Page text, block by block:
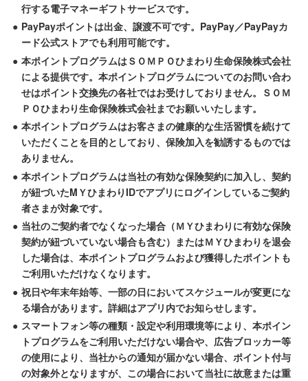
行する電子マネーギフトサービスです。
● PayPayポイントは出金、譲渡不可です。PayPay／PayPayカ
ード公式ストアでも利用可能です。
● 本ポイントプログラムはＳＯＭＰＯひまわり生命保険株式会社
による提供です。本ポイントプログラムについてのお問い合わ
せはポイント交換先の各社ではお受けしておりません。ＳＯＭ
ＰＯひまわり生命保険株式会社までお願いいたします。
● 本ポイントプログラムはお客さまの健康的な生活習慣を続けて
いただくことを目的としており、保険加入を勧誘するものでは
ありません。
● 本ポイントプログラムは当社の有効な保険契約に加入し、契約
が紐づいたMＹひまわりIDでアプリにログインしているご契約
者さまが対象です。
● 当社のご契約者でなくなった場合（ＭＹひまわりに有効な保険
契約が紐づいていない場合も含む）またはＭＹひまわりを退会
した場合は、本ポイントプログラムおよび獲得したポイントも
ご利用いただけなくなります。
● 祝日や年末年始等、一部の日においてスケジュールが変更にな
る場合があります。詳細はアプリ内でお知らせします。
● スマートフォン等の種類・設定や利用環境等により、本ポイン
トプログラムをご利用いただけない場合や、広告ブロッカー等
の使用により、当社からの通知が届かない場合、ポイント付与
の対象外となりますが、この場合において当社に故意または重